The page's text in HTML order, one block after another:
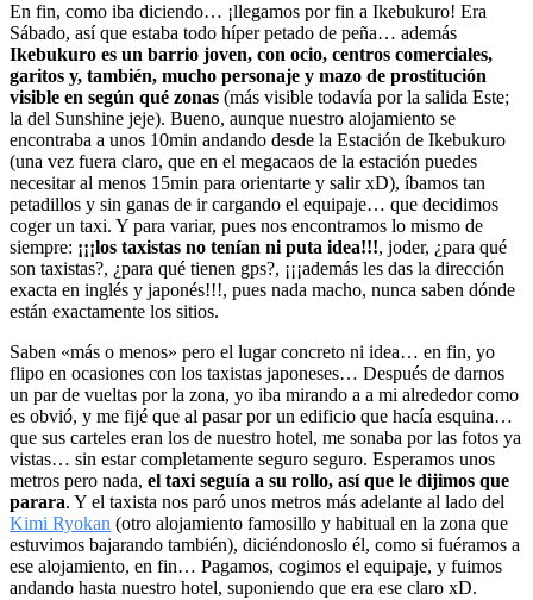
En fin, como iba diciendo… ¡llegamos por fin a Ikebukuro! Era
Sábado, así que estaba todo híper petado de peña… además
Ikebukuro es un barrio joven, con ocio, centros comerciales,
garitos y, también, mucho personaje y mazo de prostitución
visible en según qué zonas (más visible todavía por la salida Este;
la del Sunshine jeje). Bueno, aunque nuestro alojamiento se
encontraba a unos 10min andando desde la Estación de Ikebukuro
(una vez fuera claro, que en el megacaos de la estación puedes
necesitar al menos 15min para orientarte y salir xD), íbamos tan
petadillos y sin ganas de ir cargando el equipaje… que decidimos
coger un taxi. Y para variar, pues nos encontramos lo mismo de
siempre: ¡¡¡los taxistas no tenían ni puta idea!!!, joder, ¿para qué
son taxistas?, ¿para qué tienen gps?, ¡¡¡además les das la dirección
exacta en inglés y japonés!!!, pues nada macho, nunca saben dónde
están exactamente los sitios.
Saben «más o menos» pero el lugar concreto ni idea… en fin, yo
flipo en ocasiones con los taxistas japoneses… Después de darnos
un par de vueltas por la zona, yo iba mirando a a mi alrededor como
es obvió, y me fijé que al pasar por un edificio que hacía esquina…
que sus carteles eran los de nuestro hotel, me sonaba por las fotos ya
vistas… sin estar completamente seguro seguro. Esperamos unos
metros pero nada, el taxi seguía a su rollo, así que le dijimos que
parara. Y el taxista nos paró unos metros más adelante al lado del
Kimi Ryokan (otro alojamiento famosillo y habitual en la zona que
estuvimos bajarando también), diciéndonoslo él, como si fuéramos a
ese alojamiento, en fin… Pagamos, cogimos el equipaje, y fuimos
andando hasta nuestro hotel, suponiendo que era ese claro xD.